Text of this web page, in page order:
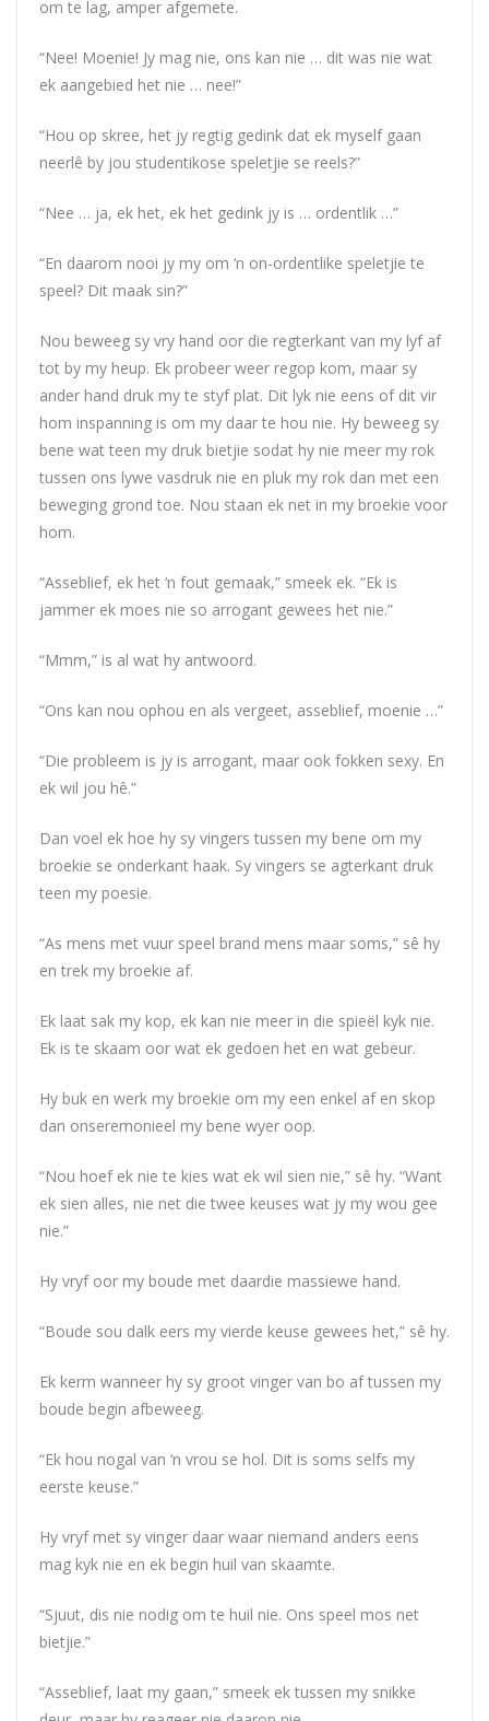
om te lag, amper afgemete.
“Nee! Moenie! Jy mag nie, ons kan nie … dit was nie wat
ek aangebied het nie … nee!”
“Hou op skree, het jy regtig gedink dat ek myself gaan
neerlê by jou studentikose speletjie se reels?”
“Nee … ja, ek het, ek het gedink jy is … ordentlik …”
“En daarom nooi jy my om ‘n on-ordentlike speletjie te
speel? Dit maak sin?”
Nou beweeg sy vry hand oor die regterkant van my lyf af
tot by my heup. Ek probeer weer regop kom, maar sy
ander hand druk my te styf plat. Dit lyk nie eens of dit vir
hom inspanning is om my daar te hou nie. Hy beweeg sy
bene wat teen my druk bietjie sodat hy nie meer my rok
tussen ons lywe vasdruk nie en pluk my rok dan met een
beweging grond toe. Nou staan ek net in my broekie voor
hom.
“Asseblief, ek het ‘n fout gemaak,” smeek ek. “Ek is
jammer ek moes nie so arrogant gewees het nie.”
“Mmm,” is al wat hy antwoord.
“Ons kan nou ophou en als vergeet, asseblief, moenie …”
“Die probleem is jy is arrogant, maar ook fokken sexy. En
ek wil jou hê.”
Dan voel ek hoe hy sy vingers tussen my bene om my
broekie se onderkant haak. Sy vingers se agterkant druk
teen my poesie.
“As mens met vuur speel brand mens maar soms,” sê hy
en trek my broekie af.
Ek laat sak my kop, ek kan nie meer in die spieël kyk nie.
Ek is te skaam oor wat ek gedoen het en wat gebeur.
Hy buk en werk my broekie om my een enkel af en skop
dan onseremonieel my bene wyer oop.
“Nou hoef ek nie te kies wat ek wil sien nie,” sê hy. “Want
ek sien alles, nie net die twee keuses wat jy my wou gee
nie.”
Hy vryf oor my boude met daardie massiewe hand.
“Boude sou dalk eers my vierde keuse gewees het,” sê hy.
Ek kerm wanneer hy sy groot vinger van bo af tussen my
boude begin afbeweeg.
“Ek hou nogal van ‘n vrou se hol. Dit is soms selfs my
eerste keuse.”
Hy vryf met sy vinger daar waar niemand anders eens
mag kyk nie en ek begin huil van skaamte.
“Sjuut, dis nie nodig om te huil nie. Ons speel mos net
bietjie.”
“Asseblief, laat my gaan,” smeek ek tussen my snikke